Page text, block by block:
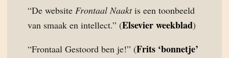
“De website Frontaal Naaktis een toonbeeld
van smaak en intellect.” (Elsevier weekblad)
“Frontaal Gestoord ben je!” (Frits ‘bonnetje’